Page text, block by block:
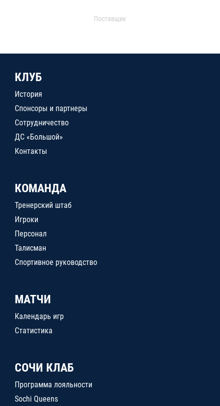
Поставщик
КЛУБ
История
Спонсоры и партнеры
Сотрудничество
ДС «Большой»
Контакты
КОМАНДА
Тренерский штаб
Игроки
Персонал
Талисман
Спортивное руководство
МАТЧИ
Календарь игр
Статистика
СОЧИ КЛАБ
Программа лояльности
Sochi Queens